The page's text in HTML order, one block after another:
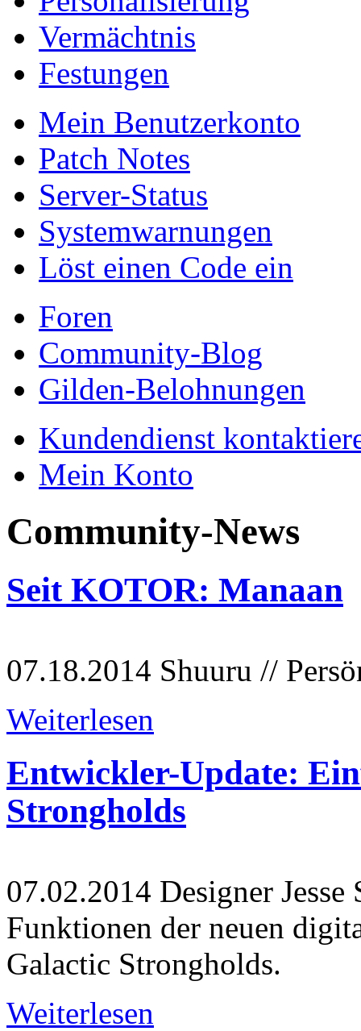
Vermächtnis
Festungen
Mein Benutzerkonto
Patch Notes
Server-Status
Systemwarnungen
Löst einen Code ein
Foren
Community-Blog
Gilden-Belohnungen
Kundendienst
Mein Konto
Community-News
Seit KOTOR: Manaan
07.18.2014 Shuuru //
Weiterlesen
Entwickler-Update:
Strongholds
07.02.2014 Designer
Funktionen der neuen
Galactic Strongholds.
Weiterlesen